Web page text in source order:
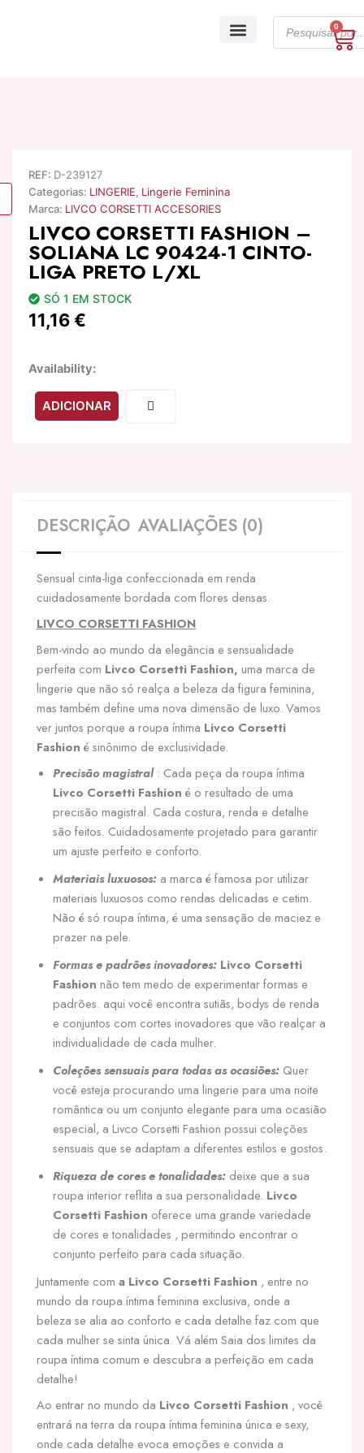
search
0
REF: D-239127
Categorias: LINGERIE, Lingerie Feminina
Marca: LIVCO CORSETTI ACCESORIES
LIVCO CORSETTI FASHION –
SOLIANA LC 90424-1 CINTO-
LIGA PRETO L/XL
SÓ 1 EM STOCK
11,16€
Availability:
Quantidade
LIVCO
CORSETTI
CINTO-
L/XL
ADICIONAR
DESCRIÇÃO AVALIAÇÕES (0)
Sensual cinta-liga confeccionada em renda
cuidadosamente bordada com flores densas.
LIVCO CORSETTI FASHION
Bem-vindo ao mundo da elegância e sensualidade
perfeita com Livco Corsetti Fashion, uma marca de
lingerie que não só realça a beleza da figura feminina,
mas também define uma nova dimensão de luxo. Vamos
ver juntos porque a roupa íntima Livco Corsetti
Fashion é sinônimo de exclusividade.
Precisão magistral: Cada peça da roupa íntima
Livco Corsetti Fashion é o resultado de uma
precisão magistral. Cada costura, renda e detalhe
são feitos. Cuidadosamente projetado para garantir
um ajuste perfeito e conforto.
Materiais luxuosos: a marca é famosa por utilizar
materiais luxuosos como rendas delicadas e cetim.
Não é só roupa íntima, é uma sensação de maciez e
prazer na pele.
Formas e padrões inovadores: Livco Corsetti
Fashion não tem medo de experimentar formas e
padrões. aqui você encontra sutiãs, bodys de renda
e conjuntos com cortes inovadores que vão realçar a
individualidade de cada mulher.
Coleções sensuais para todas as ocasiões: Quer
você esteja procurando uma lingerie para uma noite
romântica ou um conjunto elegante para uma ocasião
especial, a Livco Corsetti Fashion possui coleções
sensuais que se adaptam a diferentes estilos e gostos.
Riqueza de cores e tonalidades: deixe que a sua
roupa interior reflita a sua personalidade. Livco
Corsetti Fashion oferece uma grande variedade
de cores e tonalidades , permitindo encontrar o
conjunto perfeito para cada situação.
Juntamente com a Livco Corsetti Fashion , entre no
mundo da roupa íntima feminina exclusiva, onde a
beleza se alia ao conforto e cada detalhe faz com que
cada mulher se sinta única. Vá além Saia dos limites da
roupa íntima comum e descubra a perfeição em cada
detalhe!
Ao entrar no mundo da Livco Corsetti Fashion , você
entrará na terra da roupa íntima feminina única e sexy,
onde cada detalhe evoca emoções e convida a